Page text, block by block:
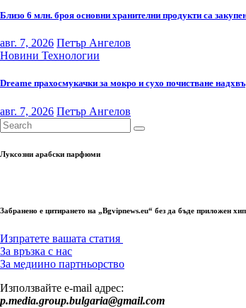
Близо 6 млн. броя основни хранителни продукти са
авг. 7, 2026 Петър Ангелов
Новини Технологии
Dreame прахосмукачки за мокро и сухо почистване
авг. 7, 2026 Петър Ангелов
Луксозни арабски парфюми
Забранено е цитирането на „Bgvipnews.eu“ без да бъде приложен
Изпратете вашата статия
За връзка с нас
За медиино партньорство
Използвайте e-mail адрес:
p.media.group.bulgaria@gmail.com